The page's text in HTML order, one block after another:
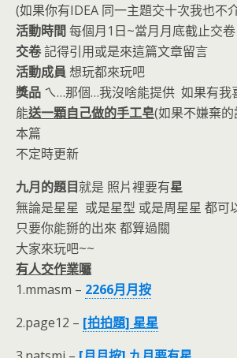
(如果你有IDEA 同一主題交十次我也不
活動時間 每個月1日~當月月底截止交卷
交卷記得引用或是來這篇文章留言
活動成員 想玩都來玩吧
獎品 ㄟ…那個…我沒啥能提供 如果有我
能送一顆自己做的手工皂(如果不嫌棄的
本篇
不定時更新
九月的題目就是 照片裡要有星
無論是星星 或是星型 或是周星星 都可
只要你能掰的出來 都算過關
大家來玩吧~~
有人交作業囉
1.mmasm – 2266月月按
2.page12 – [拍拍題] 星星